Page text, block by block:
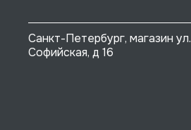
Санкт-Петербург, магазин ул.
Софийская, д 16